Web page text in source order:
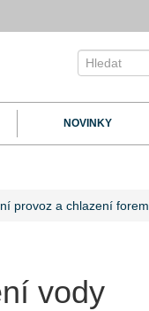
NOVINKY
provoz a chlazení forem
vody